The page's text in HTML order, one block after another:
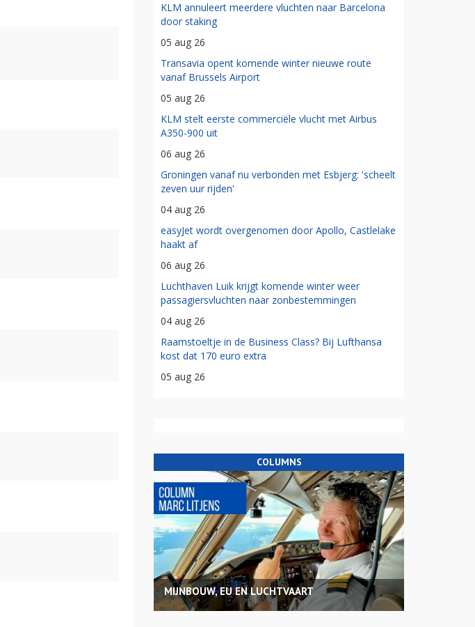
KLM annuleert meerdere vluchten naar Barcelona
door staking
05 aug 26
Transavia opent komende winter nieuwe route
vanaf Brussels Airport
05 aug 26
KLM stelt eerste commerciële vlucht met Airbus
A350-900 uit
06 aug 26
Groningen vanaf nu verbonden met Esbjerg: 'scheelt
zeven uur rijden'
04 aug 26
easyJet wordt overgenomen door Apollo, Castlelake
haakt af
06 aug 26
Luchthaven Luik krijgt komende winter weer
passagiersvluchten naar zonbestemmingen
04 aug 26
Raamstoeltje in de Business Class? Bij Lufthansa
kost dat 170 euro extra
05 aug 26
COLUMNS
MIJNBOUW, EU EN LUCHTVAART